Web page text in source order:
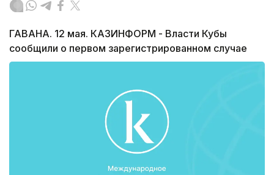
ГАВАНА. 12 мая. КАЗИНФОРМ - Власти Кубы
сообщили о первом зарегистрированном случае